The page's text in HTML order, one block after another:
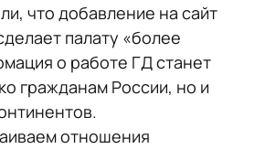
что добавление на сайт
палату «более
о работе ГД станет
гражданам России, но и
отношения